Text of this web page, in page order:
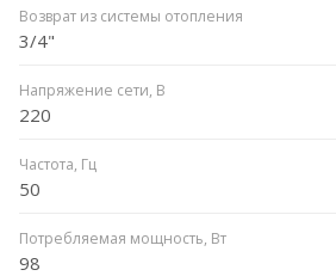
Возврат из системы отопления
3/4"
Напряжение сети, В
220
Частота, Гц
50
Потребляемая мощность, Вт
98